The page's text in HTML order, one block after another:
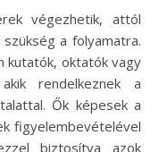
végezhetik, attól
a folyamatra.
kutatók, oktatók vagy
rendelkeznek a
Ők képesek a
figyelembevételével
biztosítva azok